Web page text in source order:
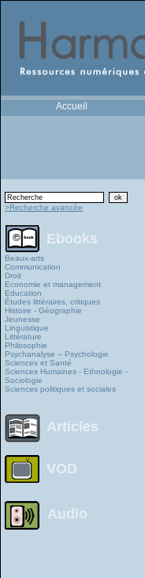
Accueil
>Recherche avancée
Ebooks
Beaux-arts
Communication
Droit
Economie et management
Education
Études littéraires, critiques
Histoire - Géographie
Jeunesse
Linguistique
Littérature
Philosophie
Psychanalyse – Psychologie
Sciences et Santé
Sciences Humaines - Ethnologie -
Sociologie
Sciences politiques et sociales
Articles
VOD
Audio